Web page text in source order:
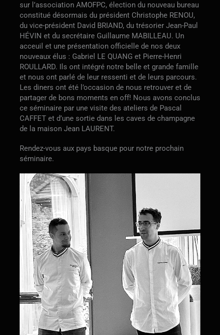
sur l’association AMOFPC, élection du nouveau bureau
constitué désormais du président Christophe RENOU,
du vice-président David BRIAND, du trésorier Jean-Paul
HÉVIN et du secrétaire Guillaume MABILLEAU. Un
acceuil et une présentation officielle de nos deux
nouveaux élus : Gabriel LE QUANG et Pierre-Henri
ROULLARD. Ils ont intégré notre belle et grande famille
et nous ont parlé de leur ressenti et de leurs parcours.
Les diners ont été l’occasion de nous retrouver et de
partager de bons moments en off! Nous avons conclus
ce séminaire par une visite des ateliers de Pascal
CAFFET et d’une sortie dans les caves de champagne
de la maison Jean LAURENT.
Rendez-vous aux pays basque pour notre prochain
séminaire.